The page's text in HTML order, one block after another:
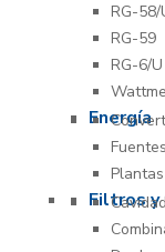
RG-58/
RG-59
RG-6/
Energía
Filtros y